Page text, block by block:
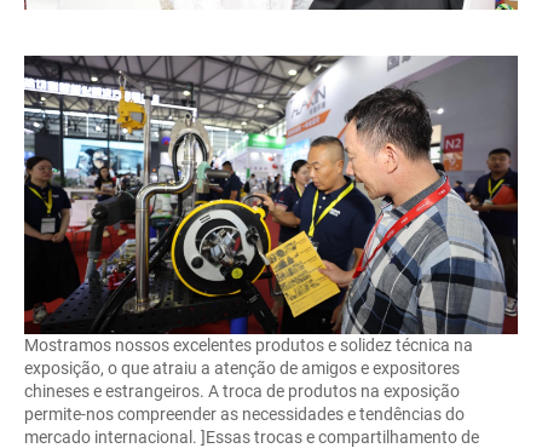
Mostramos nossos excelentes produtos e solidez técnica na
exposição, o que atraiu a atenção de amigos e expositores
chineses e estrangeiros. A troca de produtos na exposição
permite-nos compreender as necessidades e tendências do
mercado internacional. ]Essas trocas e compartilhamento de